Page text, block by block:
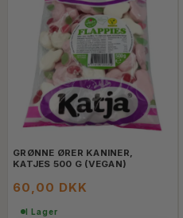
GRØNNE ØRER KANINER,
KATJES 500 G (VEGAN)
60,00 DKK
I Lager